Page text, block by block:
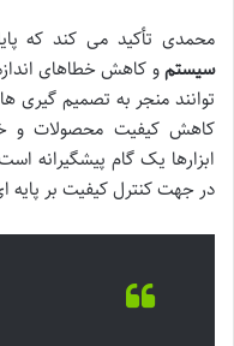
محمدی تأکید می کند که
سیستمو کاهش خطاهای
توانند منجر به تصمیم گیری
کاهش کیفیت محصولات و
ابزارها یک گام پیشگیرانه
در جهت کنترل کیفیت بر پایه